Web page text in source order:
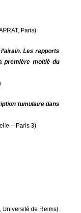
Paris)
Les rapports
première moitié du
tumulaire dans
– Paris 3)
Université de Reims)